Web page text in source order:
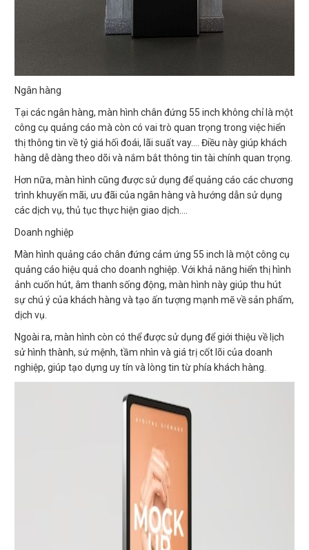
Ngân hàng
Tại các ngân hàng, màn hình chân đứng 55 inch không chỉ là một
công cụ quảng cáo mà còn có vai trò quan trọng trong việc hiển
thị thông tin về tỷ giá hối đoái, lãi suất vay…. Điều này giúp khách
hàng dễ dàng theo dõi và nắm bắt thông tin tài chính quan trọng.
Hơn nữa, màn hình cũng được sử dụng để quảng cáo các chương
trình khuyến mãi, ưu đãi của ngân hàng và hướng dẫn sử dụng
các dịch vụ, thủ tục thực hiện giao dịch….
Doanh nghiệp
Màn hình quảng cáo chân đứng cảm ứng 55 inch là một công cụ
quảng cáo hiệu quả cho doanh nghiệp. Với khả năng hiển thị hình
ảnh cuốn hút, âm thanh sống động, màn hình này giúp thu hút
sự chú ý của khách hàng và tạo ấn tượng mạnh mẽ về sản phẩm,
dịch vụ.
Ngoài ra, màn hình còn có thể được sử dụng để giới thiệu về lịch
sử hình thành, sứ mệnh, tầm nhìn và giá trị cốt lõi của doanh
nghiệp, giúp tạo dựng uy tín và lòng tin từ phía khách hàng.